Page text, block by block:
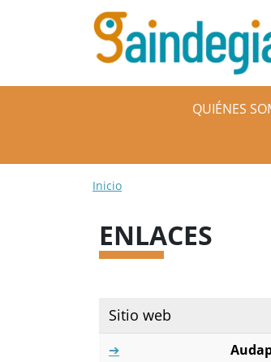
Pasar al contenido principal
Navegación principal
QUIÉNES
Ruta de
Inicio
ENLACES
Sitio web
➔